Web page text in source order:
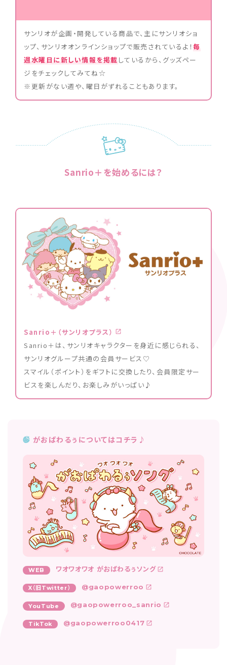
サンリオが企画・開発している商品で、主にサンリオショ
ップ、サンリオオンラインショップで販売されているよ！毎
週水曜日に新しい情報を掲載 しているから、グッズペー
ジをチェックしてみてね☆
※更新がない週や、曜日がずれることもあります。
Sanrio＋を始めるには？
Sanrio＋（サンリオプラス）
Sanrio＋は、サンリオキャラクターを身近に感じられる、
サンリオグループ共通の会員サービス♡
スマイル（ポイント）をギフトに交換したり、会員限定サー
ビスを楽しんだり、お楽しみがいっぱい♪
がおぱわるぅについてはコチラ♪
WEB ワオワオワオ がおぱわるぅソング
X（旧Twitter） @gaopowerroo
YouTube @gaopowerroo_sanrio
TikTok @gaopowerroo0417